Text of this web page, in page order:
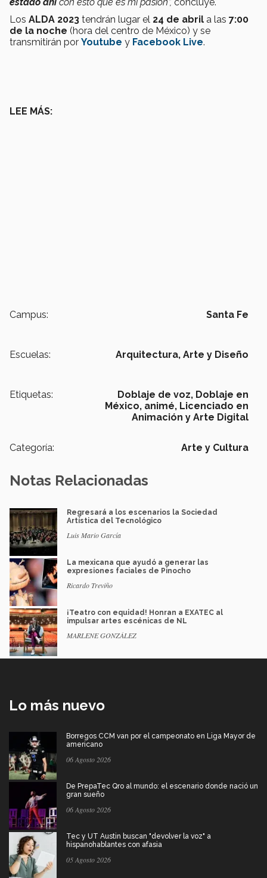
Los ALDA 2023 tendrán lugar el 24 de abril a las 7:00
de la noche (hora del centro de México) y se
transmitirán por Youtube y Facebook Live.
LEE MÁS:
Campus: Santa Fe
Escuelas: Arquitectura, Arte y Diseño
Etiquetas: Doblaje de voz, Doblaje en
México, animé, Licenciado en
Animación y Arte Digital
Categoría: Arte y Cultura
Notas Relacionadas
Regresará a los escenarios la Sociedad
Artística del Tecnológico
Luis Mario García
La mexicana que ayudó a generar las
expresiones faciales de Pinocho
Ricardo Treviño
¡Teatro con equidad! Honran a EXATEC al
impulsar artes escénicas de NL
MARLENE GONZÁLEZ
Lo más nuevo
Borregos CCM van por el campeonato en Liga Mayor de
americano
06 Agosto 2026
De PrepaTec Qro al mundo: el escenario donde nació un
gran sueño
06 Agosto 2026
Tec y UT Austin buscan "devolver la voz" a
hispanohablantes con afasia
05 Agosto 2026